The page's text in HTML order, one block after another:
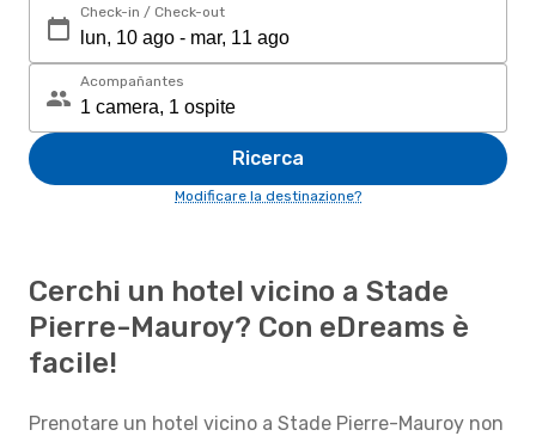
Check-in / Check-out
Acompañantes
Ricerca
Modificare la destinazione?
Cerchi un hotel vicino a Stade
Pierre-Mauroy? Con eDreams è
facile!
Prenotare un hotel vicino a Stade Pierre-Mauroy non